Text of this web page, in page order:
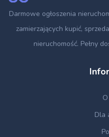
Darmowe ogłoszenia
zamierzających kupić,
nieruchomość. Pełny
Dla